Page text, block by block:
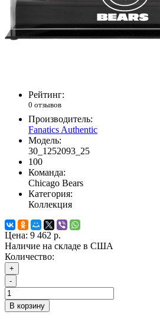
Рейтинг:
0 отзывов
Производитель:
Fanatics Authentic
Модель:
30_1252093_25
100
Команда:
Chicago Bears
Категория:
Коллекция
Цена: 9 462 р.
Наличие на складе в США
Количество:
+
-
В корзину